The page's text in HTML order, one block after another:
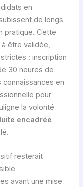
en
de longs
pratique. Cette
être validée,
: inscription
30 heures de
en
pour
la volonté
encadrée
resterait
avant une mise